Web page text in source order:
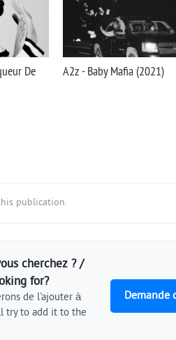
De
A2z - Baby Mafia (2021)
publication.
cherchez ? /
for?
de l'ajouter à
try to add it to the
Demande